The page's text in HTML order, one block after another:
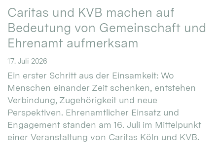
Caritas und KVB machen auf
Bedeutung von Gemeinschaft und
Ehrenamt aufmerksam
17. Juli 2026
Ein erster Schritt aus der Einsamkeit: Wo
Menschen einander Zeit schenken, entstehen
Verbindung, Zugehörigkeit und neue
Perspektiven. Ehrenamtlicher Einsatz und
Engagement standen am 16. Juli im Mittelpunkt
einer Veranstaltung von Caritas Köln und KVB.